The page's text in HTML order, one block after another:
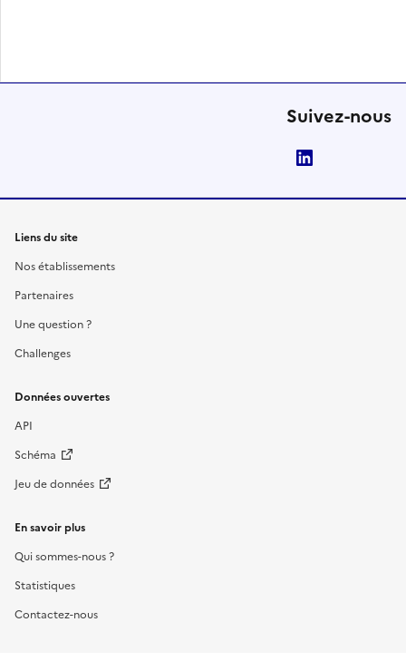
Suivez-nous
Liens du site
Nos établissements
Partenaires
Une question ?
Challenges
Données ouvertes
API
Schéma
Jeu de données
En savoir plus
Qui sommes-nous ?
Statistiques
Contactez-nous